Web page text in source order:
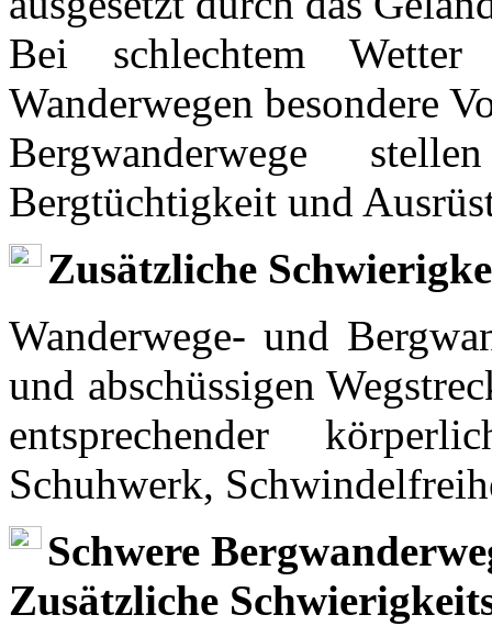
Bei schlechtem
Wanderwegen besondere
Bergwanderwege
Bergtüchtigkeit und
Zusätzliche
Wanderwege- und
und abschüssigen
entsprechender
Schuhwerk,
Schwere
Zusätzliche